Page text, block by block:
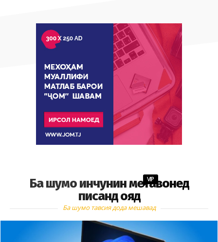
Ба шумо инчунин метавонед
писанд ояд
VIP
Ба шумо тавсия дода мешавад